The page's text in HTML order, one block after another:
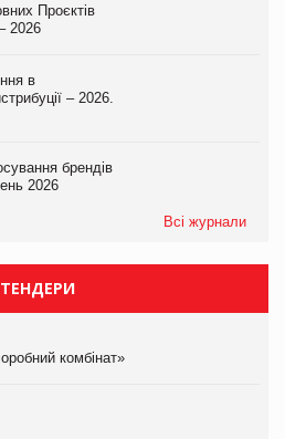
Проєктів
2026
в
– 2026.
брендів
2026
Всі журнали
ТЕНДЕРИ
комбінат»